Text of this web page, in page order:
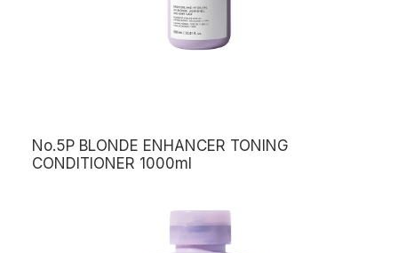
No.5P BLONDE ENHANCER TONING
CONDITIONER 1000ml